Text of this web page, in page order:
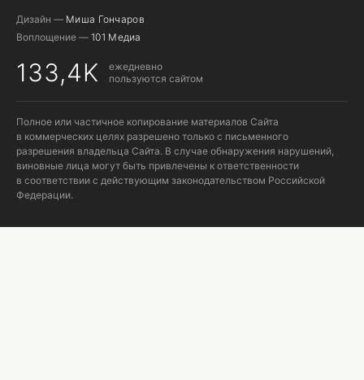
Дизайн — Миша Гончаров
Воплощение — 101 Медиа
133,4K
ежедневно
пользуются сайтом
Полное или частичное копирование материалов Сайта
в коммерческих целях разрешено только с письменного
разрешения владельца Сайта. В случае обнаружения нарушений,
виновные лица могут быть привлечены к ответственности
в соответствии с действующим законодательством Российской
Федерации.